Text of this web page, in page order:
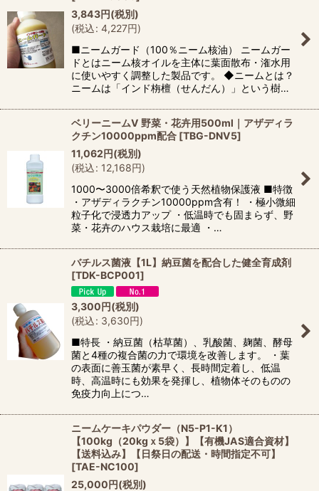
3,843円(税別)
(税込: 4,227円)
■ニームガード（100％ニーム核油） ニームガー
ドとはニーム核オイルを主体に葉面散布・潅水用
に使いやすく調整した製品です。 ◆ニームとは？
ニームは「インド栴檀（せんだん）」という樹…
ベリーニームV 野菜・花卉用500ml｜アザディラ
クチン10000ppm配合 [TBG-DNV5]
11,062円(税別)
(税込: 12,168円)
1000〜3000倍希釈で使う天然植物保護液 ■特徴
・アザディラクチン10000ppm含有！ ・極小微細
粒子化で浸透力アップ ・低温時でも固まらず、野
菜・花卉のハウス栽培に最適 ・…
バチルス菌液【1L】納豆菌を配合した健全育成剤
[TDK-BCP001]
3,300円(税別)
(税込: 3,630円)
■特長 ・納豆菌（枯草菌）、乳酸菌、麹菌、酵母
菌と4種の複合菌の力で環境を改善します。 ・葉
の表面に善玉菌が素早く、長時間定着し、低温
時、高温時にも効果を発揮し、植物体そのものの
免疫力向上につ…
ニームケーキパウダー（N5-P1-K1）
【100kg（20kgｘ5袋）】【有機JAS適合資材】
【送料込み】【日祭日の配送・時間指定不可】
[TAE-NC100]
25,000円(税別)